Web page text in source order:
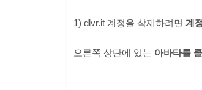
1) dlvr.it 계정을 삭제하려면 계
오른쪽 상단에 있는 아바타를